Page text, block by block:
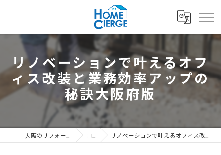
リノベーションで叶えるオフ
ィス改装と業務効率アップの
秘訣大阪府版
コラム リノベーションで叶えるオフィス改装と業務効率アップの秘訣大阪府版